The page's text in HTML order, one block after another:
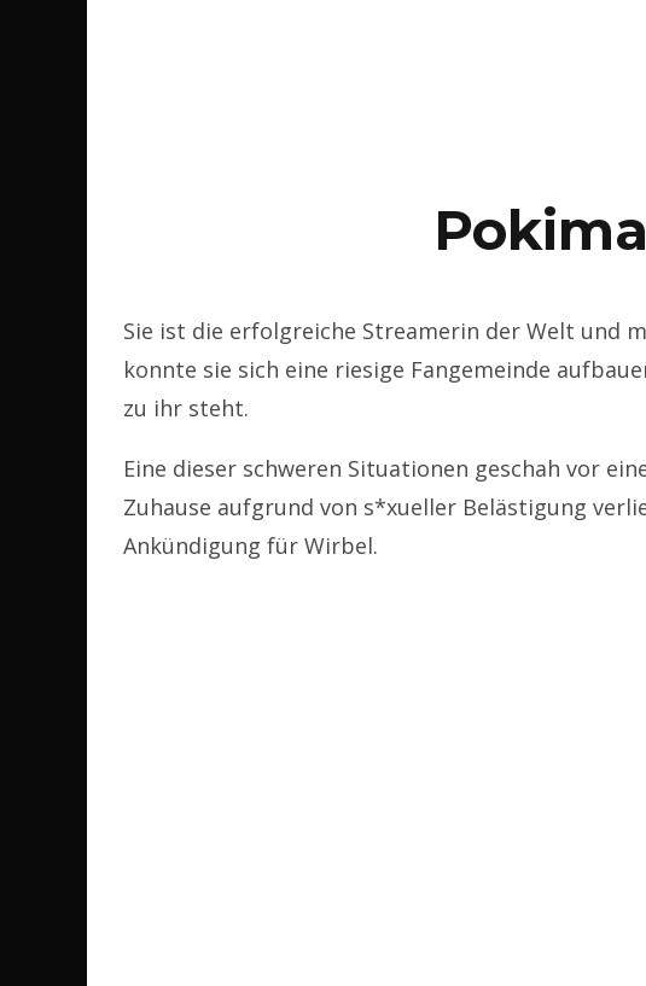
Sie ist die erfolgreiche Streamerin der Welt und
konnte sie sich eine riesige Fangemeinde
zu ihr steht.
Eine dieser schweren Situationen geschah vor
Zuhause aufgrund von s*xueller Belästigung
Ankündigung für Wirbel.